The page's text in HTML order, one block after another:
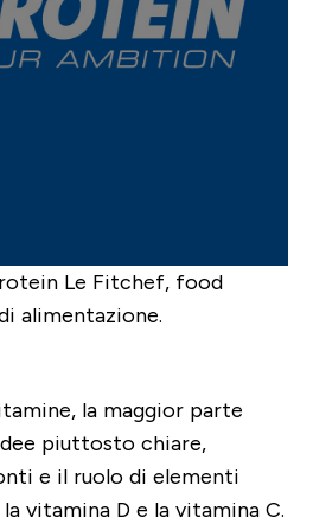
Le Fitchef, food
alimentazione.
la maggior parte
piuttosto chiare,
e il ruolo di elementi
vitamina D e la vitamina C.